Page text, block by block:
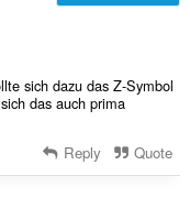
sich dazu das Z-Symbol
das auch prima
Reply Quote